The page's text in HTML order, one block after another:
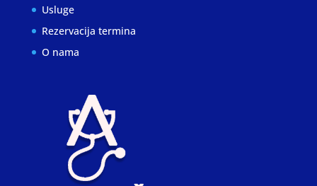
Usluge
Rezervacija termina
O nama